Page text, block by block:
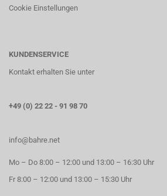
Cookie Einstellungen
KUNDENSERVICE
Kontakt erhalten Sie unter
+49 (0) 22 22 - 91 98 70
info@bahre.net
Mo – Do 8:00 – 12:00 und 13:00 – 16:30 Uhr
Fr 8:00 – 12:00 und 13:00 – 15:30 Uhr